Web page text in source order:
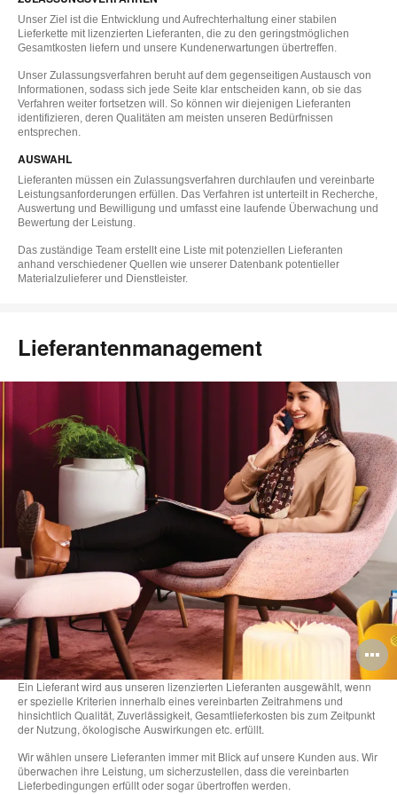
Unser Ziel ist die Entwicklung und Aufrechterhaltung einer stabilen
Lieferkette mit lizenzierten Lieferanten, die zu den geringstmöglichen
Gesamtkosten liefern und unsere Kundenerwartungen übertreffen.
Unser Zulassungsverfahren beruht auf dem gegenseitigen Austausch von
Informationen, sodass sich jede Seite klar entscheiden kann, ob sie das
Verfahren weiter fortsetzen will. So können wir diejenigen Lieferanten
identifizieren, deren Qualitäten am meisten unseren Bedürfnissen
entsprechen.
AUSWAHL
Lieferanten müssen ein Zulassungsverfahren durchlaufen und vereinbarte
Leistungsanforderungen erfüllen. Das Verfahren ist unterteilt in Recherche,
Auswertung und Bewilligung und umfasst eine laufende Überwachung und
Bewertung der Leistung.
Das zuständige Team erstellt eine Liste mit potenziellen Lieferanten
anhand verschiedener Quellen wie unserer Datenbank potentieller
Materialzulieferer und Dienstleister.
Lieferantenmanagement
Ein Lieferant wird aus unseren lizenzierten Lieferanten ausgewählt, wenn
er spezielle Kriterien innerhalb eines vereinbarten Zeitrahmens und
hinsichtlich Qualität, Zuverlässigkeit, Gesamtlieferkosten bis zum Zeitpunkt
der Nutzung, ökologische Auswirkungen etc. erfüllt.
Wir wählen unsere Lieferanten immer mit Blick auf unsere Kunden aus. Wir
überwachen ihre Leistung, um sicherzustellen, dass die vereinbarten
Lieferbedingungen erfüllt oder sogar übertroffen werden.